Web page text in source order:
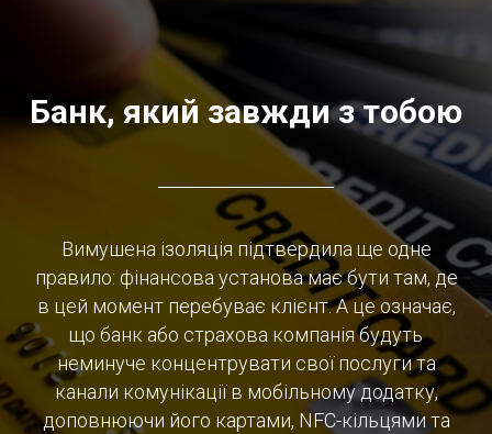
Банк, який завжди з тобою
Вимушена ізоляція підтвердила ще одне
правило: фінансова установа має бути там, де
в цей момент перебуває клієнт. А це означає,
що банк або страхова компанія будуть
неминуче концентрувати свої послуги та
канали комунікації в мобільному додатку,
доповнюючи його картами, NFC-кільцями та